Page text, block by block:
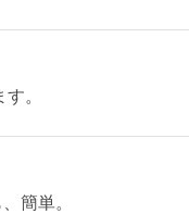
。
簡単。